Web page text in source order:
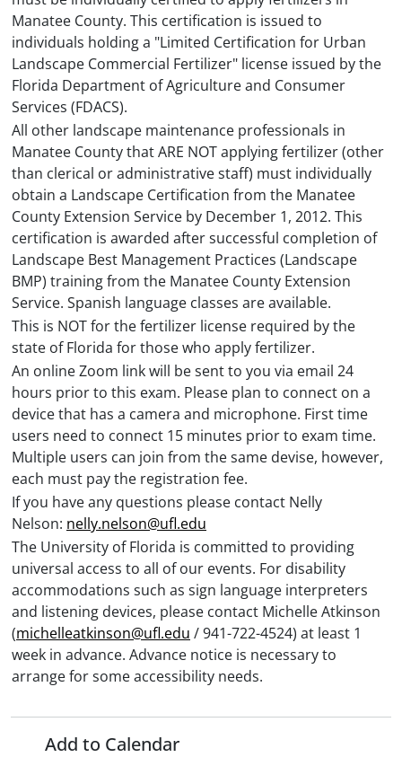
Manatee County. This certification is issued to
individuals holding a "Limited Certification for Urban
Landscape Commercial Fertilizer" license issued by the
Florida Department of Agriculture and Consumer
Services (FDACS).
All other landscape maintenance professionals in
Manatee County that ARE NOT applying fertilizer (other
than clerical or administrative staff) must individually
obtain a Landscape Certification from the Manatee
County Extension Service by December 1, 2012. This
certification is awarded after successful completion of
Landscape Best Management Practices (Landscape
BMP) training from the Manatee County Extension
Service. Spanish language classes are available.
This is NOT for the fertilizer license required by the
state of Florida for those who apply fertilizer.
An online Zoom link will be sent to you via email 24
hours prior to this exam. Please plan to connect on a
device that has a camera and microphone. First time
users need to connect 15 minutes prior to exam time.
Multiple users can join from the same devise, however,
each must pay the registration fee.
If you have any questions please contact Nelly
Nelson: nelly.nelson@ufl.edu
The University of Florida is committed to providing
universal access to all of our events. For disability
accommodations such as sign language interpreters
and listening devices, please contact Michelle Atkinson
(michelleatkinson@ufl.edu / 941-722-4524) at least 1
week in advance. Advance notice is necessary to
arrange for some accessibility needs.
Add to Calendar